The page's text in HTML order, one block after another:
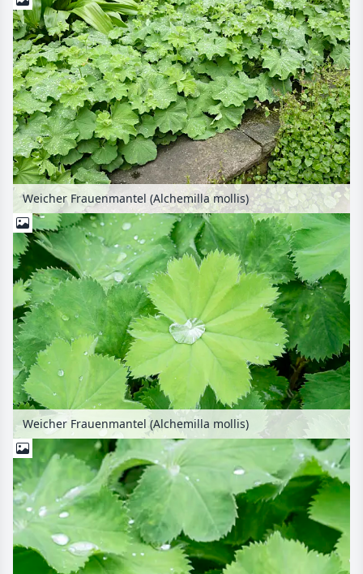
Weicher Frauenmantel (Alchemilla mollis)
Weicher Frauenmantel (Alchemilla mollis)